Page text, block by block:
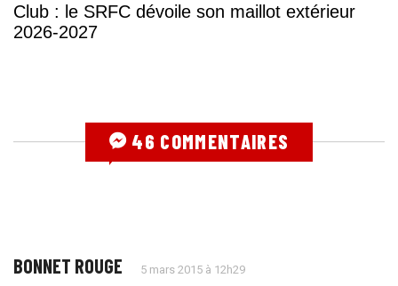
Club : le SRFC dévoile son maillot extérieur
2026-2027
46 COMMENTAIRES
BONNET ROUGE 5 mars 2015 à 12h29